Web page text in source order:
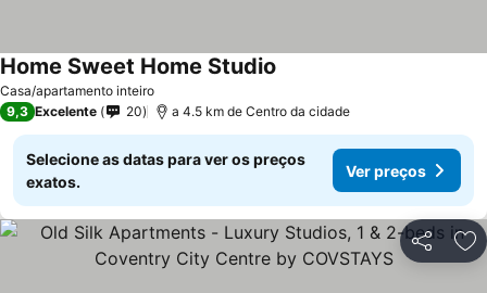
Casa/apartamento inteiro
Home Sweet Home Studio
9,3 Excelente 20 a 4.5 km de Centro da cidade
Selecione as datas para ver os preços
exatos.
Ver preços
Partilhar